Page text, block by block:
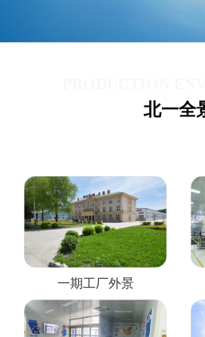
北一全
一期工厂外景